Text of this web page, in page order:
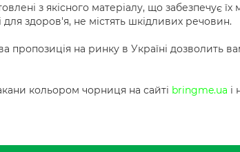
з якісного матеріалу, що забезпечує їх
для здоров'я, не містять шкідливих речовин.
пропозиція на ринку в Україні дозволить
кольором чорниця на сайті bringme.ua і